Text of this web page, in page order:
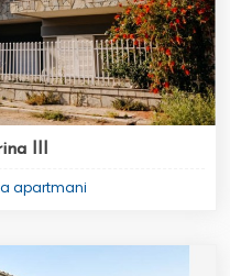
III
apartmani